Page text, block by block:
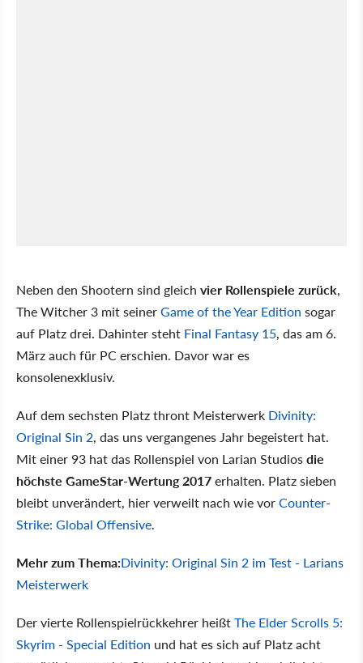
Neben den Shootern sind gleich vier Rollenspiele zurück,
The Witcher 3 mit seinerGame of the Year Edition sogar
auf Platz drei. Dahinter steht Final Fantasy 15, das am 6.
März auch für PC erschien. Davor war es
konsolenexklusiv.
Auf dem sechsten Platz thront Meisterwerk Divinity:
Original Sin 2, das uns vergangenes Jahr begeistert hat.
Mit einer 93 hat das Rollenspiel von Larian Studiosdie
höchste GameStar-Wertung 2017erhalten. Platz sieben
bleibt unverändert, hier verweilt nach wie vorCounter-
Strike: Global Offensive.
Mehr zum Thema:Divinity: Original Sin 2 im Test - Larians
Meisterwerk
Der vierte Rollenspielrückkehrer heißtThe Elder Scrolls 5:
Skyrim - Special Edition und hat es sich auf Platz acht